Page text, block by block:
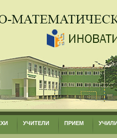
УЧИТЕЛИ ПРИЕМ